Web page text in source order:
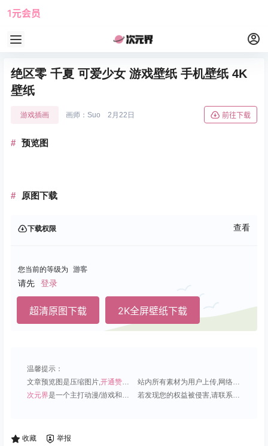
1元会员
绝区零 千夏 可爱少女 游戏壁纸 手机壁纸 4K
壁纸
游戏插画 画师：Suo 2月22日 前往下载
预览图
原图下载
下载权限 查看
您当前的等级为 游客
请先 登录
超清原图下载 2K全屏壁纸下载
温馨提示：
文章预览图是压缩图片,开通赞助会员 可免费下载超清原图;
站内所有素材为用户上传,网络分享或原创,请勿用于商业用途;
次元界是一个主打动漫/游戏和虚拟偶像角色的插画壁纸平台; 若发现您的权益被侵害,请联系QQ1815919191,我们尽快处理.
收藏 举报